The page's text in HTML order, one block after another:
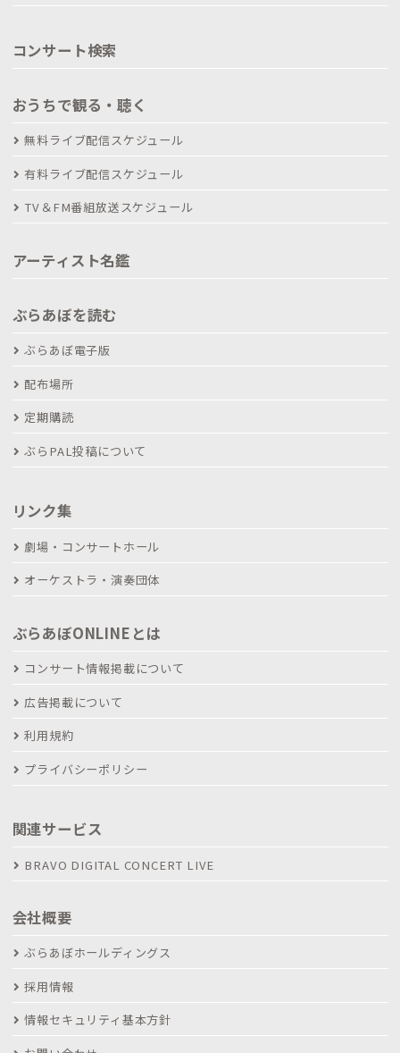
コンサート検索
おうちで観る・聴く
無料ライブ配信スケジュール
有料ライブ配信スケジュール
TV＆FM番組放送スケジュール
アーティスト名鑑
ぶらあぼを読む
ぶらあぼ電子版
配布場所
定期購読
ぶらPAL投稿について
リンク集
劇場・コンサートホール
オーケストラ・演奏団体
ぶらあぼONLINEとは
コンサート情報掲載について
広告掲載について
利用規約
プライバシーポリシー
関連サービス
BRAVO DIGITAL CONCERT LIVE
会社概要
ぶらあぼホールディングス
採用情報
情報セキュリティ基本方針